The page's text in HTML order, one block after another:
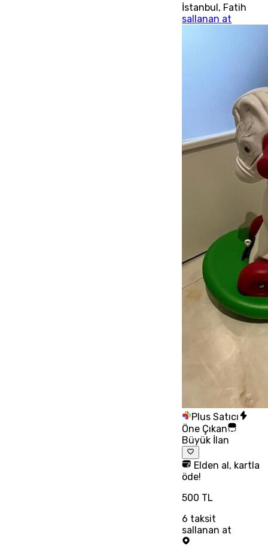
İstanbul, Fatih
sallanan at
Plus Satıcı
Öne Çıkan
Büyük İlan
Elden al, kartla
öde!
500 TL
6 taksit
sallanan at